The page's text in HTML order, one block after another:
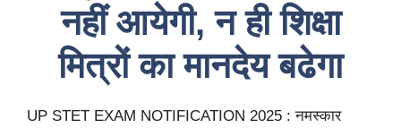
नहीं आयेगी, न ही शिक्षा
मित्रों का मानदेय बढेगा
UP STET EXAM NOTIFICATION 2025 : नमस्कार